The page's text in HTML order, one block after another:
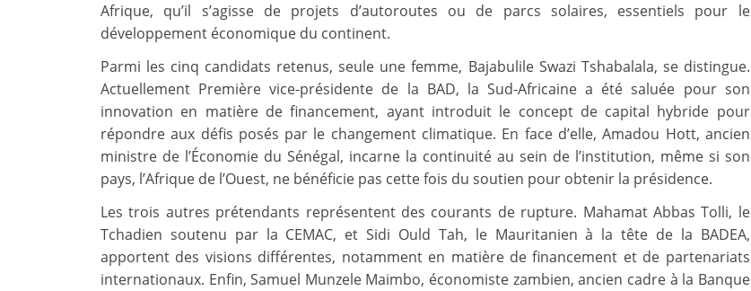
Afrique, qu’il s’agisse de projets d’autoroutes ou de parcs solaires, essentiels pour le
développement économique du continent.
Parmi les cinq candidats retenus, seule une femme, Bajabulile Swazi Tshabalala, se distingue.
Actuellement Première vice-présidente de la BAD, la Sud-Africaine a été saluée pour son
innovation en matière de financement, ayant introduit le concept de capital hybride pour
répondre aux défis posés par le changement climatique. En face d’elle, Amadou Hott, ancien
ministre de l’Économie du Sénégal, incarne la continuité au sein de l’institution, même si son
pays, l’Afrique de l’Ouest, ne bénéficie pas cette fois du soutien pour obtenir la présidence.
Les trois autres prétendants représentent des courants de rupture. Mahamat Abbas Tolli, le
Tchadien soutenu par la CEMAC, et Sidi Ould Tah, le Mauritanien à la tête de la BADEA,
apportent des visions différentes, notamment en matière de financement et de partenariats
internationaux. Enfin, Samuel Munzele Maimbo, économiste zambien, ancien cadre à la Banque